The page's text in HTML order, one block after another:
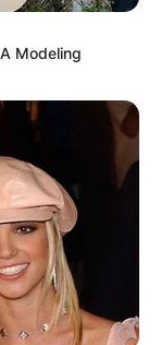
Modeling